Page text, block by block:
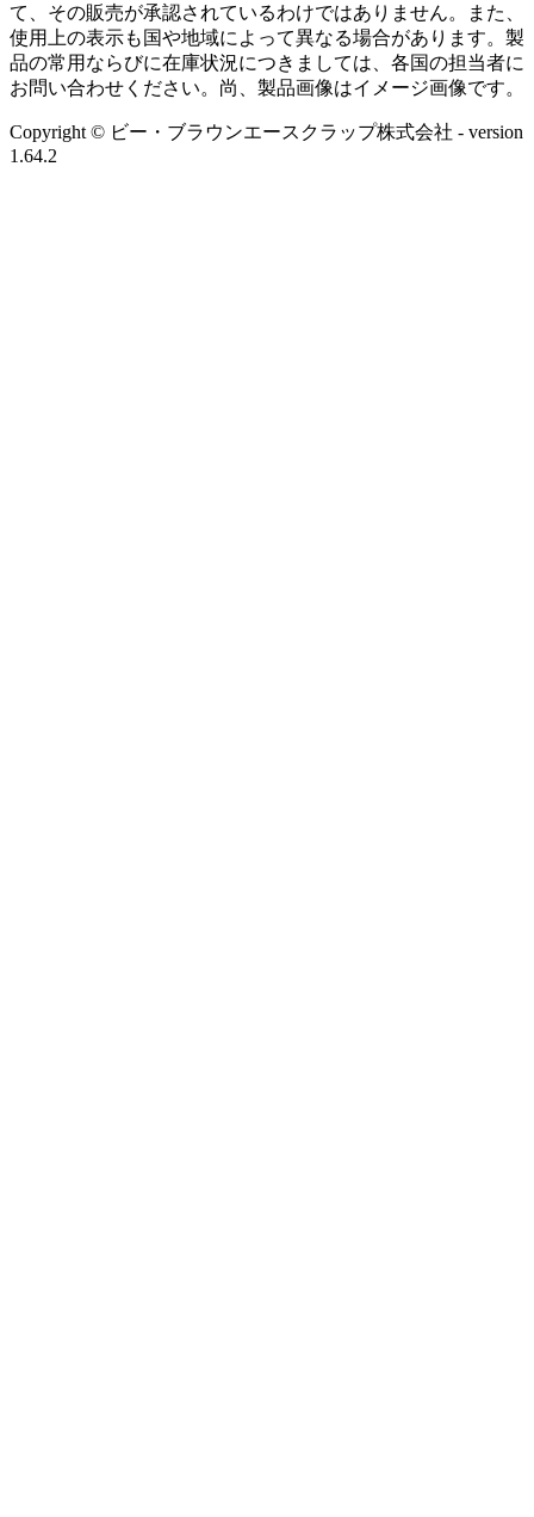
て、その販売が承認されているわけではありません。また、
使用上の表示も国や地域によって異なる場合があります。製
品の常用ならびに在庫状況につきましては、各国の担当者に
お問い合わせください。尚、製品画像はイメージ画像です。
Copyright © ビー・ブラウンエースクラップ株式会社 - version
1.64.2